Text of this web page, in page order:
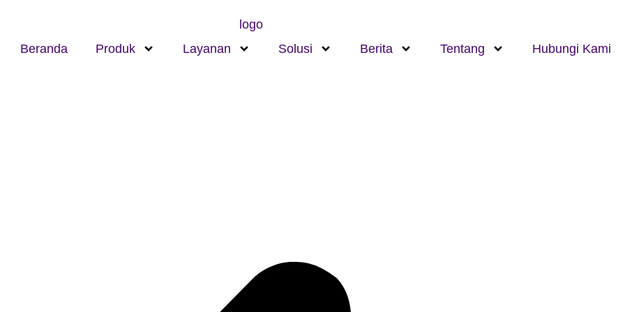
Beranda Produk Layanan Solusi Berita Tentang Hubungi Kami